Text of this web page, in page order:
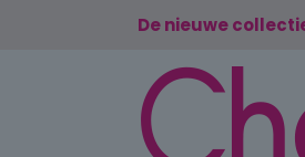
De nieuwe